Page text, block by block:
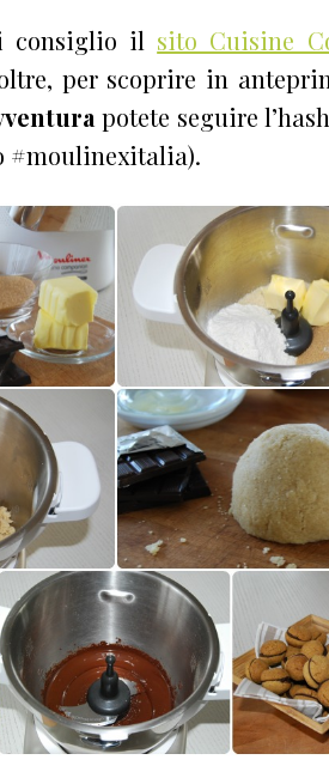
consiglio il sito Cuisine
per scoprire in
potete seguire
#moulinexitalia).